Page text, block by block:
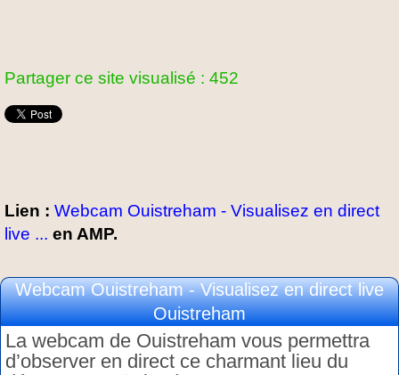
Partager ce site visualisé : 452
Lien : Webcam Ouistreham - Visualisez en direct
live ... en AMP.
Webcam Ouistreham - Visualisez en direct live
Ouistreham
La webcam de Ouistreham vous permettra
d’observer en direct ce charmant lieu du